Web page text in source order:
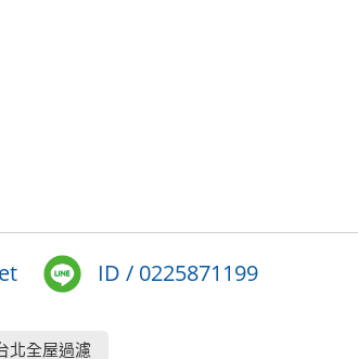
ID / 0225871199
北全屋過濾